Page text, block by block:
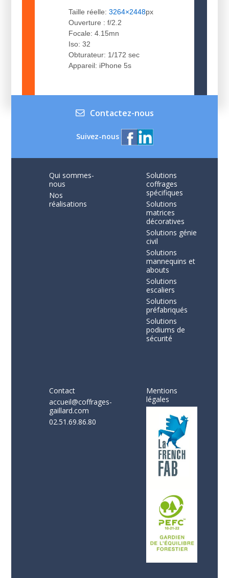
Taille réelle: 3264×2448px
Ouverture : f/2.2
Focale: 4.15mn
Iso: 32
Obturateur: 1/172 sec
Appareil: iPhone 5s
Contactez-nous
Suivez-nous
Qui sommes-
nous
Nos
réalisations
Solutions
coffrages
spécifiques
Solutions
matrices
décoratives
Solutions génie
civil
Solutions
mannequins et
abouts
Solutions
escaliers
Solutions
préfabriqués
Solutions
podiums de
sécurité
Contact
accueil@coffrages-
gaillard.com
02.51.69.86.80
Mentions
légales